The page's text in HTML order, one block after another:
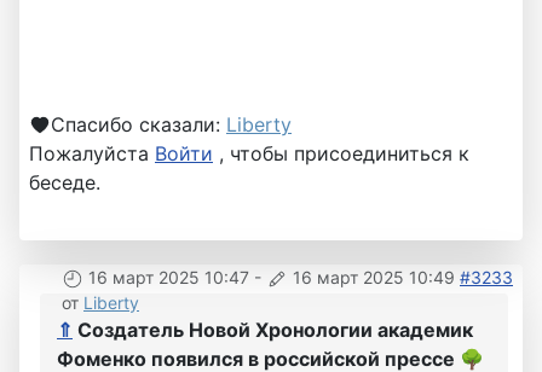
Спасибо сказали: Liberty
Пожалуйста Войти , чтобы присоединиться к
беседе.
16 март 2025 10:47 - 16 март 2025 10:49 #3233
от Liberty
⇑ Создатель Новой Хронологии академик
Фоменко появился в российской прессе 🌳